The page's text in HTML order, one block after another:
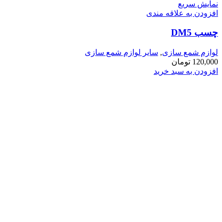
نمایش سریع
افزودن به علاقه مندی
چسب DM5
لوازم شمع سازی, سایر لوازم شمع سازی
120,000 تومان
افزودن به سبد خرید